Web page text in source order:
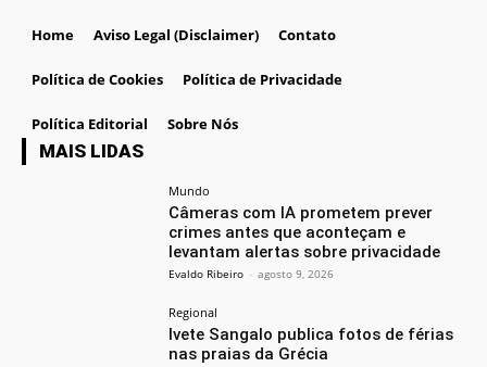
Home Aviso Legal (Disclaimer) Contato
Política de Cookies Política de Privacidade
Política Editorial Sobre Nós
MAIS LIDAS
Mundo
Câmeras com IA prometem prever
crimes antes que aconteçam e
levantam alertas sobre privacidade
Evaldo Ribeiro - agosto 9, 2026
Regional
Ivete Sangalo publica fotos de férias
nas praias da Grécia